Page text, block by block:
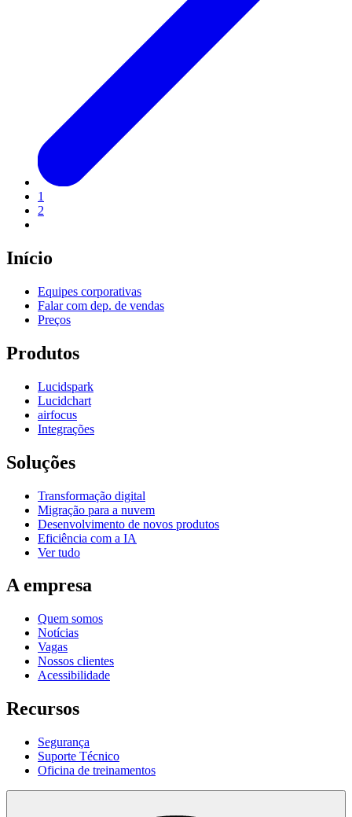
1
2
Início
Equipes corporativas
Falar com dep. de vendas
Preços
Produtos
Lucidspark
Lucidchart
airfocus
Integrações
Soluções
Transformação digital
Migração para a nuvem
Desenvolvimento de novos produtos
Eficiência com a IA
Ver tudo
A empresa
Quem somos
Notícias
Vagas
Nossos clientes
Acessibilidade
Recursos
Segurança
Suporte Técnico
Oficina de treinamentos